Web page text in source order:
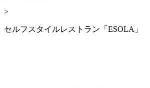
>
セルフスタイルレストラン「ESOLA」